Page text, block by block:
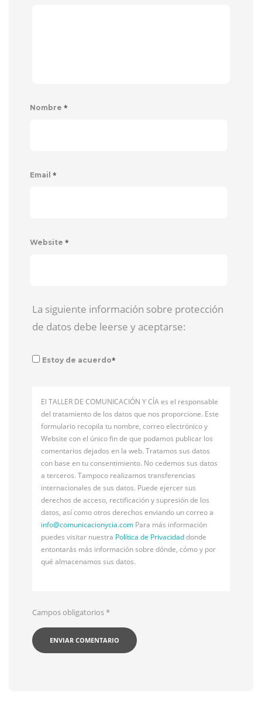
Nombre *
Email *
Website *
La siguiente información sobre protección
de datos debe leerse y aceptarse:
Estoy de acuerdo*
El TALLER DE COMUNICACIÓN Y CÍA es el responsable
del tratamiento de los datos que nos proporcione. Este
formulario recopila tu nombre, correo electrónico y
Website con el único fin de que podamos publicar los
comentarios dejados en la web. Tratamos sus datos
con base en tu consentimiento. No cedemos sus datos
a terceros. Tampoco realizamos transferencias
internacionales de sus datos. Puede ejercer sus
derechos de acceso, rectificación y supresión de los
datos, así como otros derechos enviando un correo a
info@comunicacionycia.com Para más información
puedes visitar nuestra Política de Privacidaddonde
entontarás más información sobre dónde, cómo y por
qué almacenamos sus datos.
Campos obligatorios*